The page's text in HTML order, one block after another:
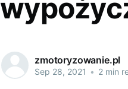
zmotoryzowanie.pl
Sep 28, 2021 • 2 min